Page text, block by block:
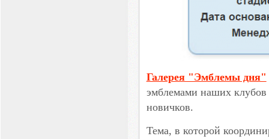
Галерея "Эмблемы дня"
эмблемами наших
новичков.
Тема, в которой